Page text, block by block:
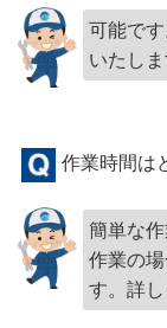
可能で
いたしま
作業時間は
簡単な
作業の
す。詳し